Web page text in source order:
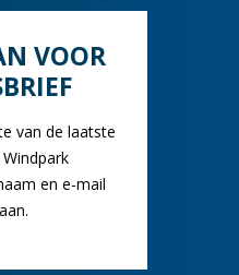
VOOR
van de laatste
en e-mail